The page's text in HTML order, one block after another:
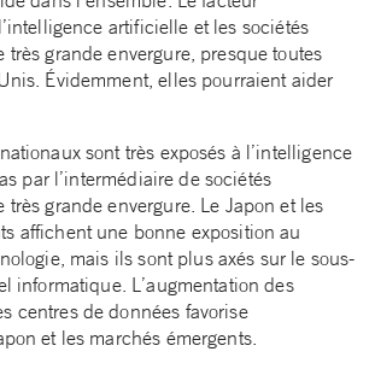
artificielle et les sociétés
très grande envergure, presque toutes
Évidemment, elles pourraient aider
sont très exposés à l’intelligence
par l’intermédiaire de sociétés
grande envergure. Le Japon et les
affichent une bonne exposition au
mais ils sont plus axés sur le sous-
informatique. L’augmentation des
centres de données favorise
et les marchés émergents.